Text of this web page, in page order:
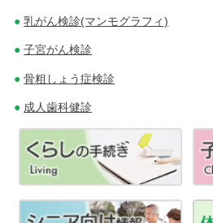
乳がん検診(マンモグラフィ)
子宮がん検診
骨粗しょう症検診
成人歯科健診